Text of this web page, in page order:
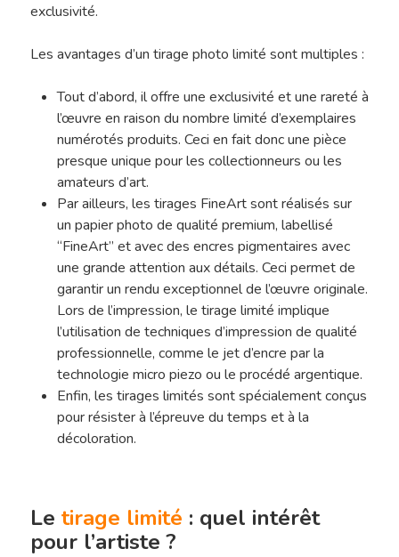
exclusivité.
Les avantages d’un tirage photo limité sont multiples :
Tout d’abord, il offre une exclusivité et une rareté à
l’œuvre en raison du nombre limité d’exemplaires
numérotés produits. Ceci en fait donc une pièce
presque unique pour les collectionneurs ou les
amateurs d’art.
Par ailleurs, les tirages FineArt sont réalisés sur
un papier photo de qualité premium, labellisé
“FineArt” et avec des encres pigmentaires avec
une grande attention aux détails. Ceci permet de
garantir un rendu exceptionnel de l’œuvre originale.
Lors de l’impression, le tirage limité implique
l’utilisation de techniques d’impression de qualité
professionnelle, comme le jet d’encre par la
technologie micro piezo ou le procédé argentique.
Enfin, les tirages limités sont spécialement conçus
pour résister à l’épreuve du temps et à la
décoloration.
Le tirage limité : quel intérêt
pour l’artiste ?